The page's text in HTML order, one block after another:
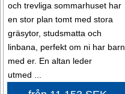
och trevliga sommarhuset har
en stor plan tomt med stora
gräsytor, studsmatta och
linbana, perfekt om ni har barn
med er. En altan leder
utmed ...